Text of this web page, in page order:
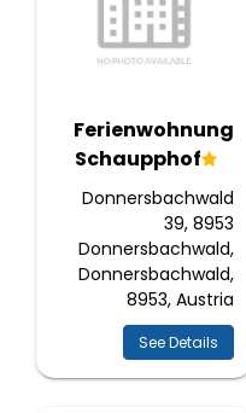
Ferienwohnung
Schaupphof
Donnersbachwald
39, 8953
Donnersbachwald,
Donnersbachwald,
8953, Austria
See Details